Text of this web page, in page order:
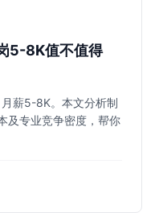
5-8K值不值得
薪5-8K。本文分析制
及专业竞争密度，帮你